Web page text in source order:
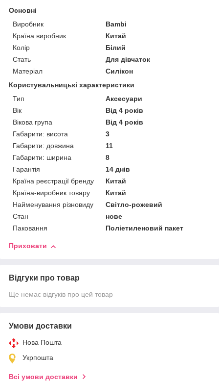
Основні
Виробник
Bambi
Країна виробник
Китай
Колір
Білий
Стать
Для дівчаток
Матеріал
Силікон
Користувальницькі характеристики
Тип
Аксесуари
Вік
Від 4 років
Вікова група
Від 4 років
Габарити: висота
3
Габарити: довжина
11
Габарити: ширина
8
Гарантія
14 днів
Країна реєстрації бренду
Китай
Країна-виробник товару
Китай
Найменування різновиду
Світло-рожевий
Стан
нове
Паковання
Поліетиленовий пакет
Приховати
Відгуки про товар
Ще немає відгуків про цей товар
Умови доставки
Нова Пошта
Укрпошта
Всі умови доставки